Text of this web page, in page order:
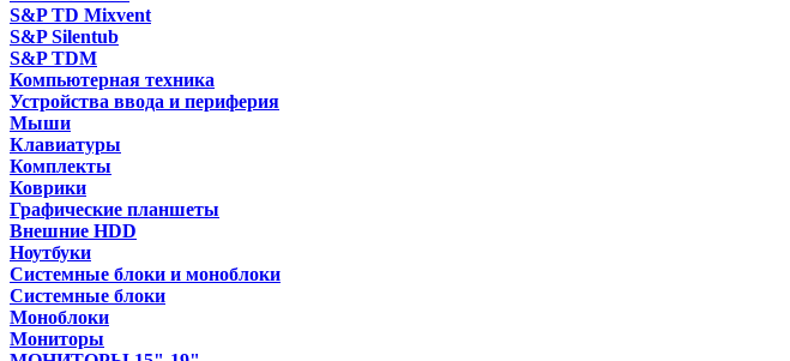
S&P TD Mixvent
S&P Silentub
S&P TDM
Компьютерная техника
Устройства ввода и периферия
Мыши
Клавиатуры
Комплекты
Коврики
Графические планшеты
Внешние HDD
Ноутбуки
Системные блоки и моноблоки
Системные блоки
Моноблоки
Мониторы